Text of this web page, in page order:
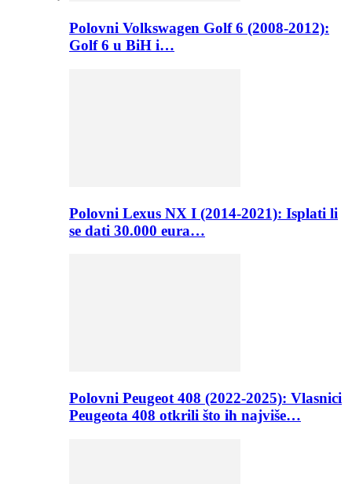
Polovni Volkswagen Golf 6 (2008-2012):
Golf 6 u BiH i…
Polovni Lexus NX I (2014-2021): Isplati li
se dati 30.000 eura…
Polovni Peugeot 408 (2022-2025): Vlasnici
Peugeota 408 otkrili što ih najviše…